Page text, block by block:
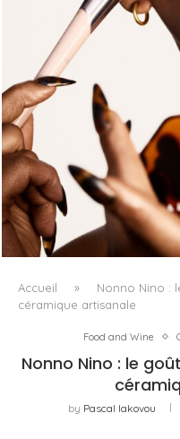
FENTY BEAUTY
AVEC LE
Accueil »
Nonno Nino :
céramique artisanale
Food and Wine
Nonno Nino : le
by Pascal Iakovou